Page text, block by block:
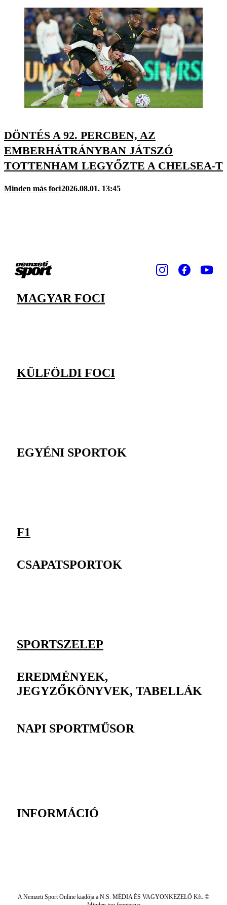
DÖNTÉS A 92. PERCBEN, AZ
EMBERHÁTRÁNYBAN JÁTSZÓ
TOTTENHAM LEGYŐZTE A CHELSEA-T
Minden más foci2026.08.01. 13:45
MAGYAR FOCI
KÜLFÖLDI FOCI
EGYÉNI SPORTOK
F1
CSAPATSPORTOK
SPORTSZELEP
EREDMÉNYEK,
JEGYZŐKÖNYVEK, TABELLÁK
NAPI SPORTMŰSOR
INFORMÁCIÓ
A Nemzeti Sport Online kiadója a N.S. MÉDIA ÉS VAGYONKEZELŐ Kft. ©